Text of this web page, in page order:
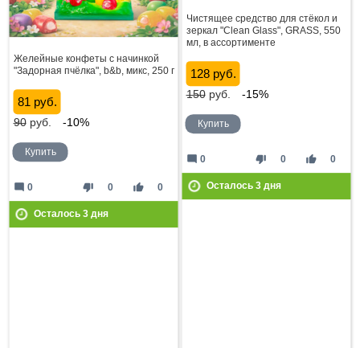
Чистящее средство для стёкол и
зеркал "Clean Glass", GRASS, 550
мл, в ассортименте
128 руб.
150руб. -15%
Купить
thumb_down 0 thumb_up 0
mode_comment 0
Осталось 3дня
Желейные конфеты с начинкой
"Задорная пчёлка", b&b, микс, 250 г
81 руб.
90руб. -10%
Купить
thumb_down 0 thumb_up 0
mode_comment 0
Осталось 3дня